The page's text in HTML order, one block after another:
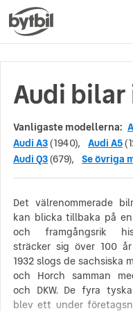
Audi bilar
Vanligaste modellerna:
Audi A3(1940), Audi A5
Audi Q3(679), Se övriga
Det välrenommerade
kan blicka tillbaka på
och framgångsrik
sträcker sig över 100
1932 slogs de sachsiska
och Horch samman
och DKW. De fyra
blev ett under